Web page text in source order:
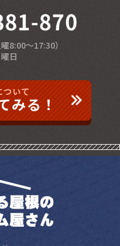
8:00〜17:30）
⽇
ついて
みる！